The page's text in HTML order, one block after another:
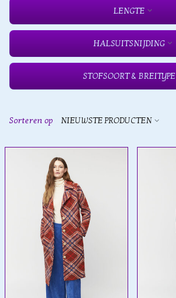
LENGTE
HALSUITSNIJDING
STOFSOORT & BREITYPE
Sorteren op NIEUWSTE PRODUCTEN